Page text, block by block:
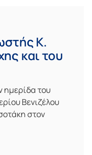
Κ.
και του
ημερίδα του
Βενιζέλου
στον